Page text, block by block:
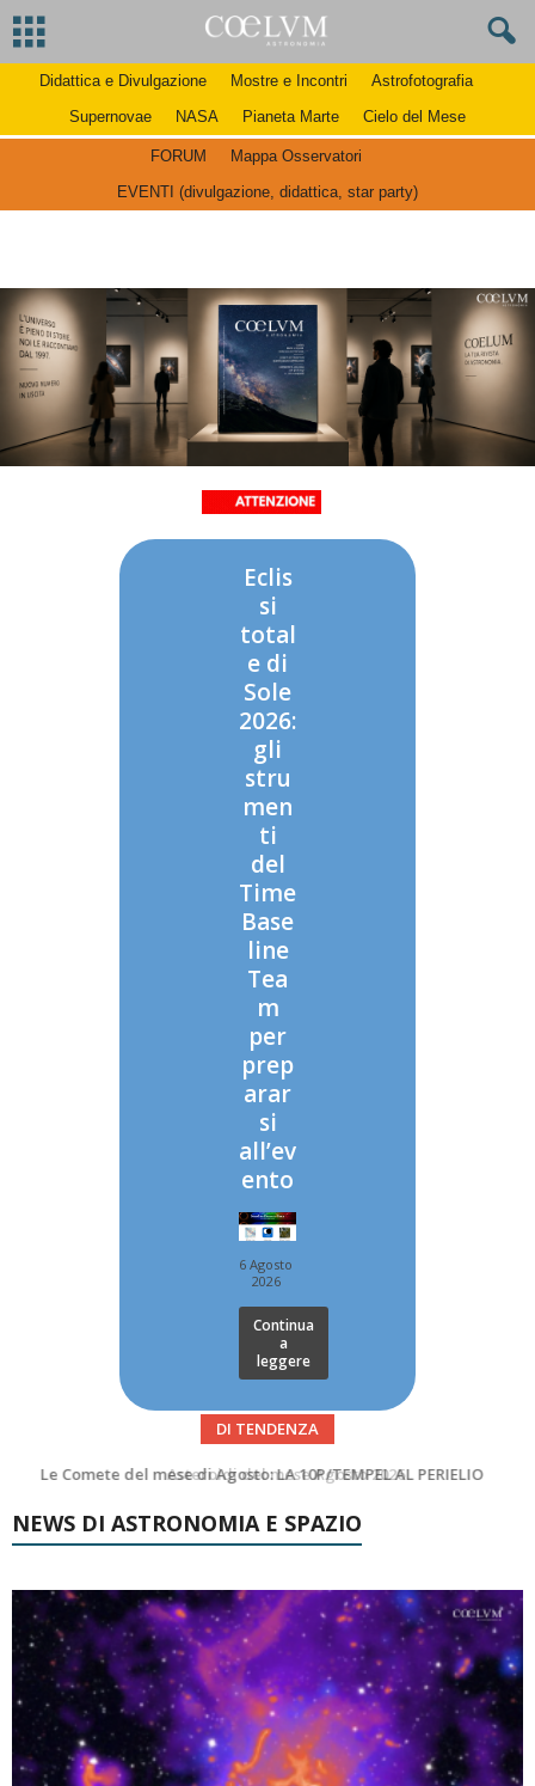
Didattica e Divulgazione Mostre e Incontri
Astrofotografia
Supernovae
NASA Pianeta Marte Cielo del Mese
FORUM
Mappa Osservatori
EVENTI (divulgazione, didattica, star party)
Eclis
si
total
e di
Sole
2026:
gli
stru
men
ti
del
Time
Base
line
Tea
m
per
prep
arar
si
all’ev
ento
6 Agosto
2026
Continua
a
leggere
DI TENDENZA
Asteroidi del mese Agosto 2026
NEWS DI ASTRONOMIA E SPAZIO